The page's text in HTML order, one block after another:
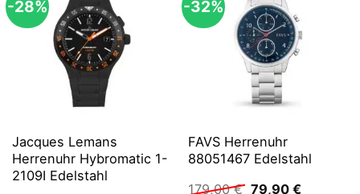
-28%
Jacques Lemans
Herrenuhr Hybromatic 1-
2109I Edelstahl
-32%
FAVS Herrenuhr
88051467 Edelstahl
179,00€ Ursprünglicher
79,90 €Aktueller